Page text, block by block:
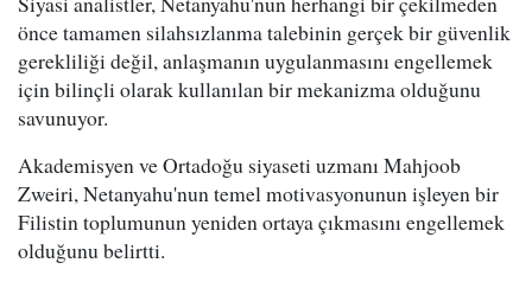
önce tamamen silahsızlanma talebinin gerçek bir güvenlik
gerekliliği değil, anlaşmanın uygulanmasını engellemek
için bilinçli olarak kullanılan bir mekanizma olduğunu
savunuyor.
Akademisyen ve Ortadoğu siyaseti uzmanı Mahjoob
Zweiri, Netanyahu'nun temel motivasyonunun işleyen bir
Filistin toplumunun yeniden ortaya çıkmasını engellemek
olduğunu belirtti.